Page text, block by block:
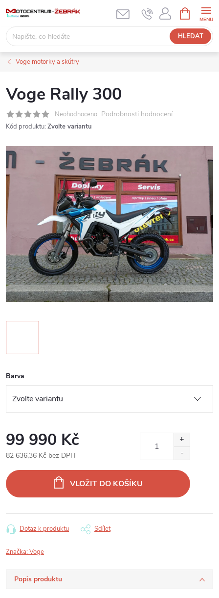
obsah
HLEDAT
NÁKUPNÍ
KOŠÍK
Voge motorky a skútry
Voge Rally 300
Neohodnoceno Podrobnosti hodnocení
Kód produktu: Zvolte variantu
Barva
99 990 Kč
82 636,36 Kč bez DPH
cena:
VLOŽIT DO KOŠÍKU
Dotaz k produktu Sdílet
Značka:Voge
Popis produktu